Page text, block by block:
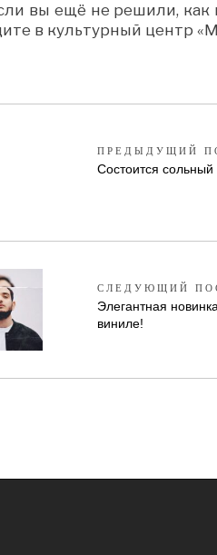
вы ещё не решили, как
в культурный центр
ПРЕДЫДУЩИЙ
Состоится
СЛЕДУЮЩИЙ
Элегантная
виниле!